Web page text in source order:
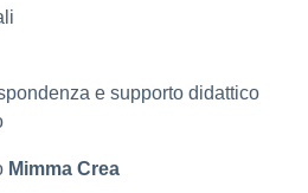
e supporto didattico
Mimma Crea